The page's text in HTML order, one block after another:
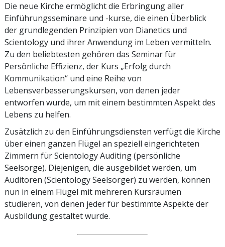
Die neue Kirche ermöglicht die Erbringung aller
Einführungsseminare und -kurse, die einen Überblick
der grundlegenden Prinzipien von Dianetics und
Scientology und ihrer Anwendung im Leben vermitteln.
Zu den beliebtesten gehören das Seminar für
Persönliche Effizienz, der Kurs „Erfolg durch
Kommunikation“ und eine Reihe von
Lebensverbesserungskursen, von denen jeder
entworfen wurde, um mit einem bestimmten Aspekt des
Lebens zu helfen.
Zusätzlich zu den Einführungsdiensten verfügt die Kirche
über einen ganzen Flügel an speziell eingerichteten
Zimmern für Scientology Auditing (persönliche
Seelsorge). Diejenigen, die ausgebildet werden, um
Auditoren (Scientology Seelsorger) zu werden, können
nun in einem Flügel mit mehreren Kursräumen
studieren, von denen jeder für bestimmte Aspekte der
Ausbildung gestaltet wurde.